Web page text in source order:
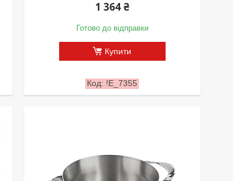
1 364 ₴
Готово до відправки
Купити
!Е_7355